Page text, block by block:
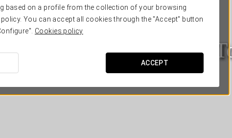
based on a profile from the collection of your browsing
You can accept all cookies through the "Accept" button
Cookies policy
ACCEPT
Gran Hotel La
ПОНТЕВЕДРА - О-ГРОВЕ